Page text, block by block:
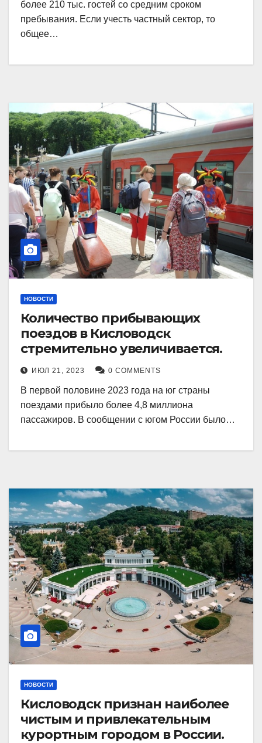
более 210 тыс. гостей со средним сроком
пребывания. Если учесть частный сектор, то
общее…
НОВОСТИ
Количество прибывающих
поездов в Кисловодск
стремительно увеличивается.
ИЮЛ 21, 2023 0 COMMENTS
В первой половине 2023 года на юг страны
поездами прибыло более 4,8 миллиона
пассажиров. В сообщении с югом России было…
НОВОСТИ
Кисловодск признан наиболее
чистым и привлекательным
курортным городом в России.